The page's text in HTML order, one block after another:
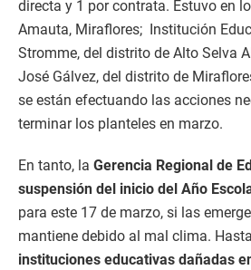
directa y 1 por contrata. Estuvo en
Amauta, Miraflores; Institución
Stromme, del distrito de Alto Selva
José Gálvez, del distrito de
se están efectuando las acciones
terminar los planteles en marzo.
En tanto, la Gerencia Regional de
suspensión del inicio del Año
para este 17 de marzo, si las
mantiene debido al mal clima.
instituciones educativas dañadas